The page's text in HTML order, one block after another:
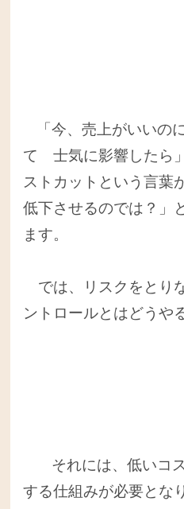
「今、売上がいいの
て 士気に影響したら
ストカットという言
低下させるのでは？」
ます。
では、リスクをとり
ントロールとはどうや
それには、低いコ
する仕組みが必要とな